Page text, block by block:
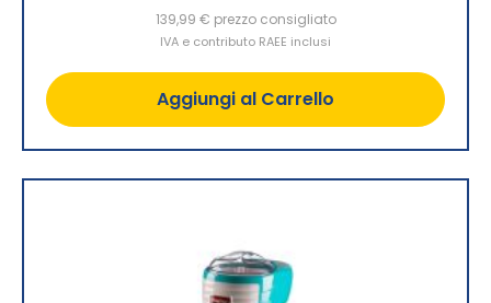
139,99 € prezzo consigliato
IVA e contributo RAEE inclusi
Aggiungi al Carrello